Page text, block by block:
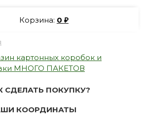
Корзина: 0 ₽
СДЕЛАТЬ ПОКУПКУ?
КООРДИНАТЫ